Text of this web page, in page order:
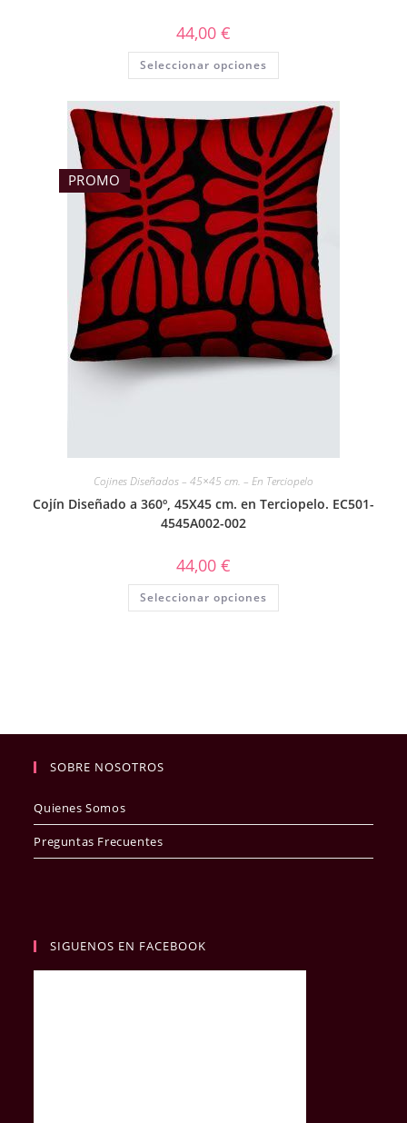
44,00 €
Seleccionar opciones
PROMO
Cojines Diseñados – 45×45 cm. – En Terciopelo
Cojín Diseñado a 360º, 45X45 cm. en Terciopelo. EC501-
4545A002-002
44,00 €
Seleccionar opciones
SOBRE NOSOTROS
Quienes Somos
Preguntas Frecuentes
SIGUENOS EN FACEBOOK